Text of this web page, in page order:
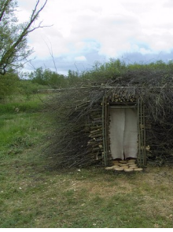
contact / links
français | english